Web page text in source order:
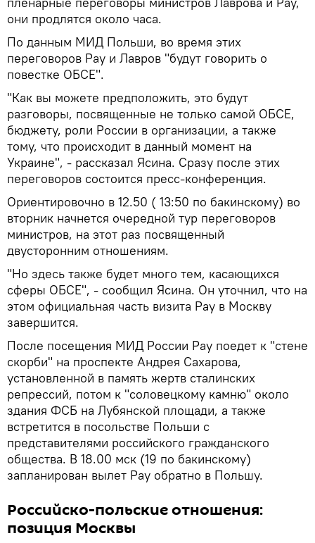
они продлятся около часа.
По данным МИД Польши, во время этих
переговоров Рау и Лавров "будут говорить о
повестке ОБСЕ".
"Как вы можете предположить, это будут
разговоры, посвященные не только самой ОБСЕ,
бюджету, роли России в организации, а также
тому, что происходит в данный момент на
Украине", - рассказал Ясина. Сразу после этих
переговоров состоится пресс-конференция.
Ориентировочно в 12.50 ( 13:50 по бакинскому) во
вторник начнется очередной тур переговоров
министров, на этот раз посвященный
двусторонним отношениям.
"Но здесь также будет много тем, касающихся
сферы ОБСЕ", - сообщил Ясина. Он уточнил, что на
этом официальная часть визита Рау в Москву
завершится.
После посещения МИД России Рау поедет к "стене
скорби" на проспекте Андрея Сахарова,
установленной в память жертв сталинских
репрессий, потом к "соловецкому камню" около
здания ФСБ на Лубянской площади, а также
встретится в посольстве Польши с
представителями российского гражданского
общества. В 18.00 мск (19 по бакинскому)
запланирован вылет Рау обратно в Польшу.
Российско-польские отношения:
позиция Москвы